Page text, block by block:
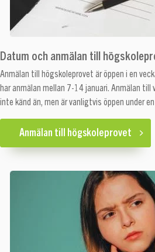
Datum och anmälan till
Anmälan till högskoleprovet är öppen i en
haranmälan mellan 7-14 januari. Anmälan till
inte känd än, men är vanligtvis öppen under
Anmälan till högskoleprovet